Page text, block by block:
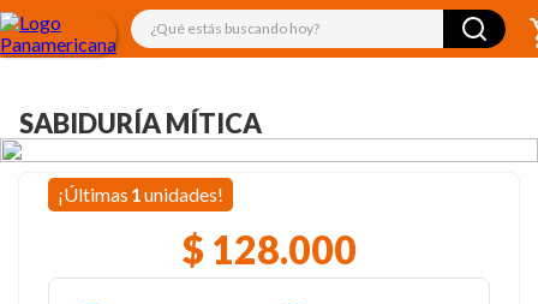
¿Qué estás buscando hoy?
SABIDURÍA MÍTICA
¡Últimas 1unidades!
$ 128.000